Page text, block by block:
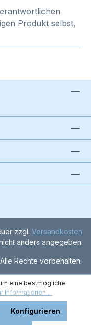
Produkt selbst,
zzgl. Versandkosten
anders angegeben.
Rechte vorbehalten.
eine bestmögliche
Informationen ...
Konfigurieren